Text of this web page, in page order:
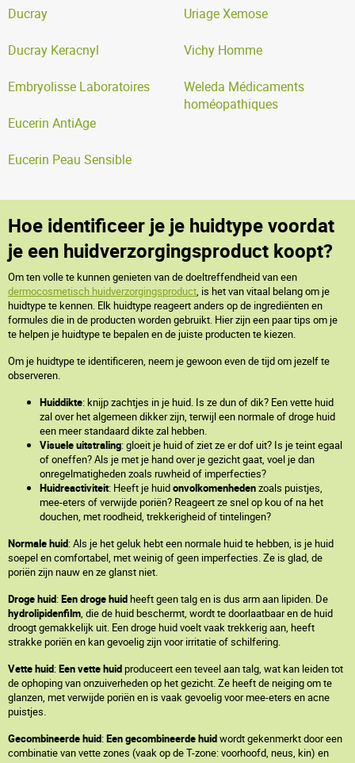
Ducray
Ducray Keracnyl
Embryolisse Laboratoires
Eucerin AntiAge
Eucerin Peau Sensible
Uriage Xemose
Vichy Homme
Weleda Médicaments
homéopathiques
Hoe identificeer je je huidtype voordat
je een huidverzorgingsproduct koopt?
Om ten volle te kunnen genieten van de doeltreffendheid van een
dermocosmetisch huidverzorgingsproduct, is het van vitaal belang om je
huidtype te kennen. Elk huidtype reageert anders op de ingrediënten en
formules die in de producten worden gebruikt. Hier zijn een paar tips om je
te helpen je huidtype te bepalen en de juiste producten te kiezen.
Om je huidtype te identificeren, neem je gewoon even de tijd om jezelf te
observeren.
Huiddikte: knijp zachtjes in je huid. Is ze dun of dik? Een vette huid
zal over het algemeen dikker zijn, terwijl een normale of droge huid
een meer standaard dikte zal hebben.
Visuele uitstraling: gloeit je huid of ziet ze er dof uit? Is je teint egaal
of oneffen? Als je met je hand over je gezicht gaat, voel je dan
onregelmatigheden zoals ruwheid of imperfecties?
Huidreactiviteit: Heeft je huidonvolkomenhedenzoals puistjes,
mee-eters of verwijde poriën? Reageert ze snel op kou of na het
douchen, met roodheid, trekkerigheid of tintelingen?
Normale huid: Als je het geluk hebt een normale huid te hebben, is je huid
soepel en comfortabel, met weinig of geen imperfecties. Ze is glad, de
poriën zijn nauw en ze glanst niet.
Droge huid:Een droge huidheeft geen talg en is dus arm aan lipiden. De
hydrolipidenfilm, die de huid beschermt, wordt te doorlaatbaar en de huid
droogt gemakkelijk uit. Een droge huid voelt vaak trekkerig aan, heeft
strakke poriën en kan gevoelig zijn voor irritatie of schilfering.
Vette huid:Een vette huidproduceert een teveel aan talg, wat kan leiden tot
de ophoping van onzuiverheden op het gezicht. Ze heeft de neiging om te
glanzen, met verwijde poriën en is vaak gevoelig voor mee-eters en acne
puistjes.
Gecombineerde huid:Een gecombineerde huidwordt gekenmerkt door een
combinatie van vette zones (vaak op de T-zone: voorhoofd, neus, kin) en